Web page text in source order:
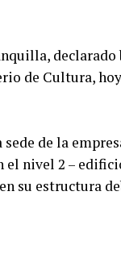
declarado
de Cultura,
de la
el nivel 2 –
su estructura